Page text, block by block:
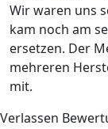
Wir waren uns
kam noch am
ersetzen. Der
mehreren
mit.
Verlassen